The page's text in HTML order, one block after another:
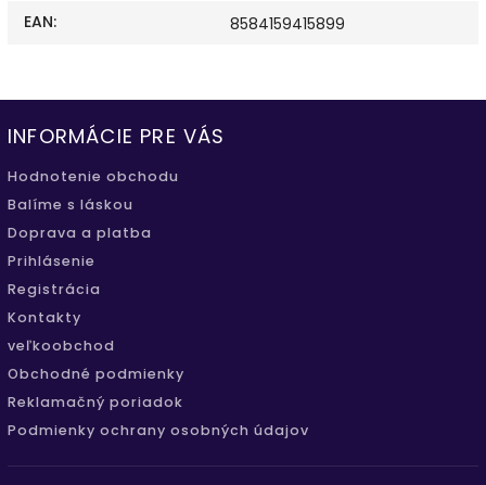
EAN: 8584159415899
INFORMÁCIE PRE VÁS
Hodnotenie obchodu
Balíme s láskou
Doprava a platba
Prihlásenie
Registrácia
Kontakty
veľkoobchod
Obchodné podmienky
Reklamačný poriadok
Podmienky ochrany osobných údajov